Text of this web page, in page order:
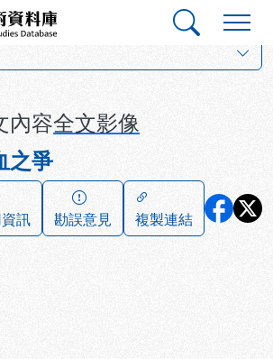
料庫
內容全文影像
之爭
訊 勘誤意見
複製連結